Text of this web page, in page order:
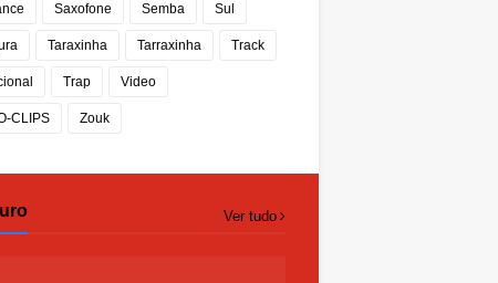
Saxofone Semba Sul
Taraxinha Tarraxinha Track
Trap Video
CLIPS Zouk
Ver tudo